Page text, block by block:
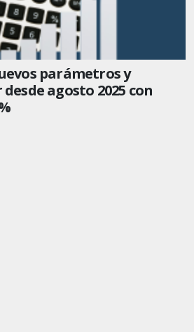
parámetros y
agosto 2025 con